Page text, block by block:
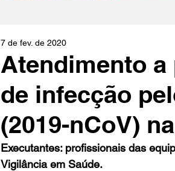
Atendimento
de infecção
(2019-nCoV)
7 de fev. de 2020
Executantes: profissionais das
Vigilância em Saúde.